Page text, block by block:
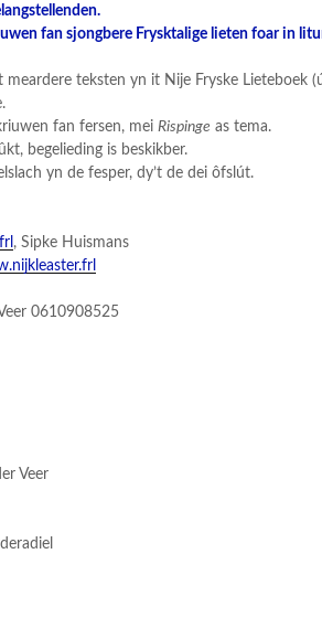
fan sjongbere Frysktalige lieten foar in
meardere teksten yn it Nije Fryske Lieteboek
fan fersen, mei Rispinge as tema.
begelieding is beskikber.
yn de fesper, dy’t de dei ôfslút.
, Sipke Huismans
0610908525
Veer